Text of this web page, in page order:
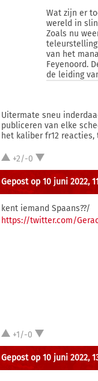
Wat zijn er
wereld in
Zoals nu
teleurstelling
van het
Feyenoord.
de leiding
Uitermate sneu
publiceren van elke
het kaliber fr12
+2/-0
Gepost op 10 juni 2022,
kent iemand Spaans??/
https://twitter.com/
+1/-0
Gepost op 10 juni 2022,